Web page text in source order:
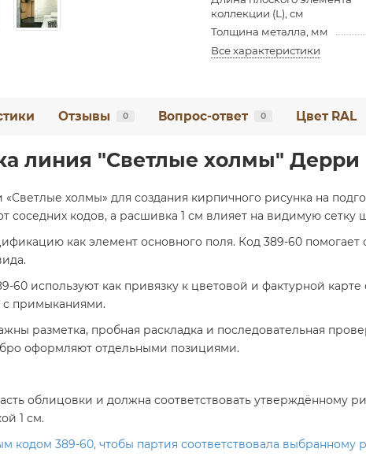
коллекции (L), см
Толщина металла, мм
Все характеристики
Отзывы 0 Вопрос-ответ 0 Цвет RAL
линия "Светлые холмы"
«Светлые холмы» для создания кирпичного рисунка на
соседних кодов, а расшивка 1 см влияет на видимую сетку
как элемент основного поля. Код 389-60 помогает
60 используют как привязку к цветовой и фактурной
с примыканиями.
разметка, пробная раскладка и последовательная
оформляют отдельными позициями.
облицовки и должна соответствовать утверждённому
1 см.
389-60, чтобы партия соответствовала выбранному